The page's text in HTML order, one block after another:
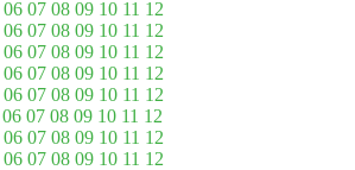
06 07 08 09 10 11 12
06 07 08 09 10 11 12
06 07 08 09 10 11 12
06 07 08 09 10 11 12
06 07 08 09 10 11 12
06 07 08 09 10 11 12
06 07 08 09 10 11 12
06 07 08 09 10 11 12